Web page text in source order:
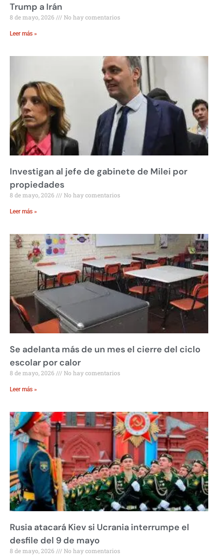
Trump a Irán
8 de mayo, 2026 No hay comentarios
Leer más »
Investigan al jefe de gabinete de Milei por
propiedades
8 de mayo, 2026 No hay comentarios
Leer más »
Se adelanta más de un mes el cierre del ciclo
escolar por calor
8 de mayo, 2026 No hay comentarios
Leer más »
Rusia atacará Kiev si Ucrania interrumpe el
desfile del 9 de mayo
8 de mayo, 2026 No hay comentarios